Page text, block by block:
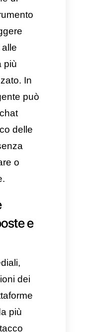
che
del
assistenza
costante.
tramite
o browser
i database
perdita
può
e